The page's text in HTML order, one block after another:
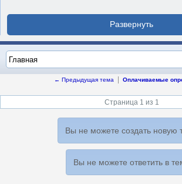
← Предыдущая тема Оплачиваемые
Страница 1 из 1
Вы не можете создать новую
Вы не можете ответить в